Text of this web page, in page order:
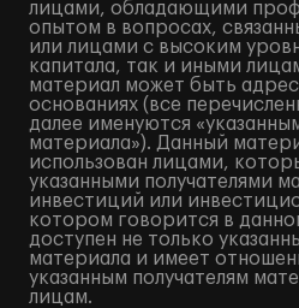
лицами, обладающими
опытом в вопросах,
или лицами с высоким
капитала, так и иными
материал может быть
основаниях (все
далее именуются
материала»). Данный
использован лицами,
указанными получателями
инвестиций или
котором говорится в
доступен не только
материала и имеет
указанным получателям
лицам.